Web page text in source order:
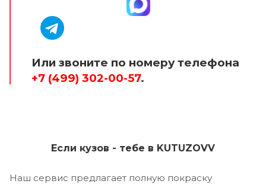
Или звоните по номеру телефона
+7 (499) 302-00-57.
Если кузов - тебе в KUTUZOVV
Наш сервис предлагает полную покраску